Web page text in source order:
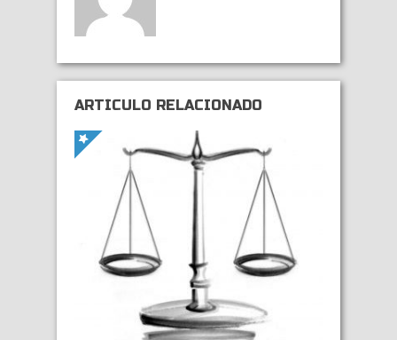
ARTÍCULO RELACIONADO